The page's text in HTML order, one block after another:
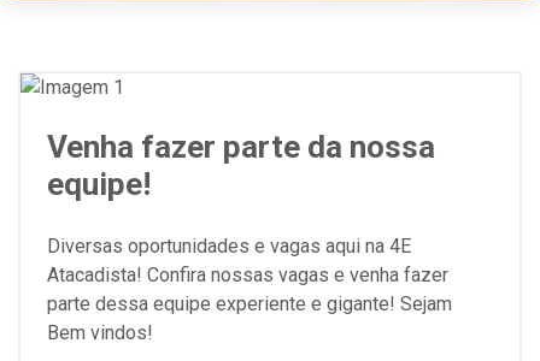
Venha fazer parte da nossa
equipe!
Diversas oportunidades e vagas aqui na 4E
Atacadista! Confira nossas vagas e venha fazer
parte dessa equipe experiente e gigante! Sejam
Bem vindos!